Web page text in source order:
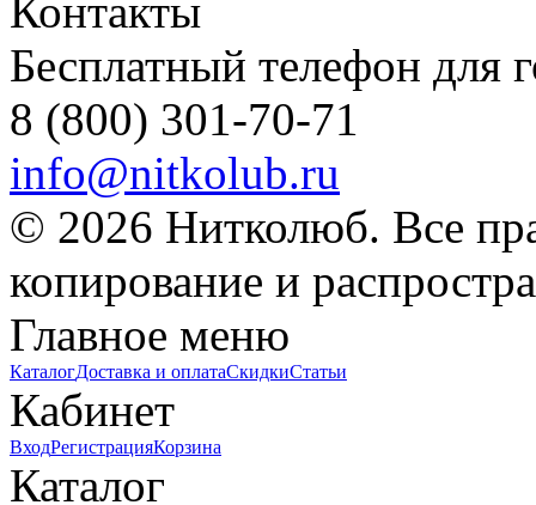
Контакты
Бесплатный телефон для
8 (800) 301-70-71
info@nitkolub.ru
© 2026 Нитколюб. Все
копирование и
Главное меню
КаталогДоставка и оплатаСкидкиСтатьи
Кабинет
ВходРегистрацияКорзина
Каталог